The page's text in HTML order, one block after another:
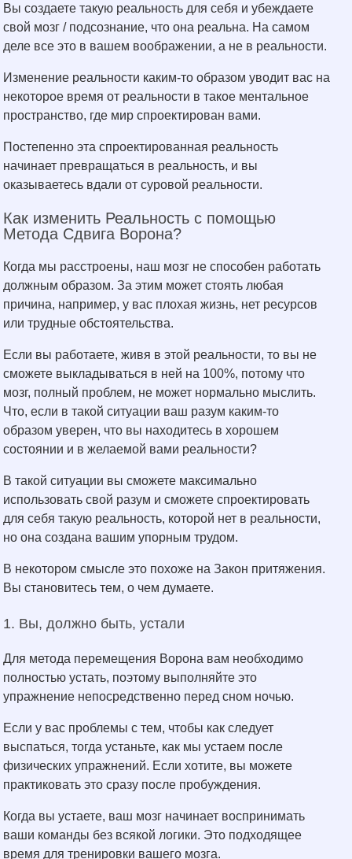
Вы создаете такую реальность для себя и убеждаете
свой мозг / подсознание, что она реальна. На самом
деле все это в вашем воображении, а не в реальности.
Изменение реальности каким-то образом уводит вас на
некоторое время от реальности в такое ментальное
пространство, где мир спроектирован вами.
Постепенно эта спроектированная реальность
начинает превращаться в реальность, и вы
оказываетесь вдали от суровой реальности.
Как изменить Реальность с помощью
Метода Сдвига Ворона?
Когда мы расстроены, наш мозг не способен работать
должным образом. За этим может стоять любая
причина, например, у вас плохая жизнь, нет ресурсов
или трудные обстоятельства.
Если вы работаете, живя в этой реальности, то вы не
сможете выкладываться в ней на 100%, потому что
мозг, полный проблем, не может нормально мыслить.
Что, если в такой ситуации ваш разум каким-то
образом уверен, что вы находитесь в хорошем
состоянии и в желаемой вами реальности?
В такой ситуации вы сможете максимально
использовать свой разум и сможете спроектировать
для себя такую реальность, которой нет в реальности,
но она создана вашим упорным трудом.
В некотором смысле это похоже на Закон притяжения.
Вы становитесь тем, о чем думаете.
1. Вы, должно быть, устали
Для метода перемещения Ворона вам необходимо
полностью устать, поэтому выполняйте это
упражнение непосредственно перед сном ночью.
Если у вас проблемы с тем, чтобы как следует
выспаться, тогда устаньте, как мы устаем после
физических упражнений. Если хотите, вы можете
практиковать это сразу после пробуждения.
Когда вы устаете, ваш мозг начинает воспринимать
ваши команды без всякой логики. Это подходящее
время для тренировки вашего мозга.